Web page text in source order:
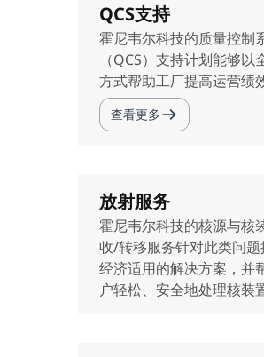
QCS支持
霍尼韦尔科技的质量控制
（QCS）支持计划能够以
方式帮助工厂提高运营绩效
查看更多
放射服务
霍尼韦尔科技的核源与核
收/转移服务针对此类问题
经济适用的解决方案，并
户轻松、安全地处理核装置